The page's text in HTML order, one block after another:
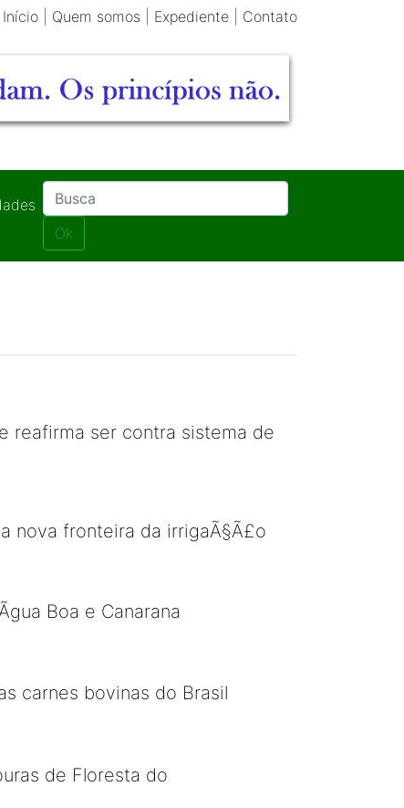
Início Quem somos Expediente Contato
Ok
reafirma ser contra sistema de
nova fronteira da irrigaÃ§Ã£o
Boa e Canarana
carnes bovinas do Brasil
de Floresta do